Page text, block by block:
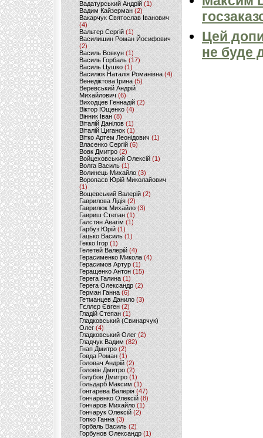
Вадатурський Андрій (1)
Вадим Кайзерман (2)
Вакарчук Святослав Іванович
(4)
Вальтер Сергій (1)
Василишин Роман Йосифович
(2)
Василь Вовкун (1)
Василь Горбаль (17)
Василь Цушко (1)
Василюк Наталія Романівна (4)
Венедіктова Ірина(5)
Веревський Андрій
Михайлович (6)
Виходцев Геннадій (2)
Віктор Ющенко (4)
Вінник Іван (8)
Віталій Данілов (1)
Віталій Циганок (1)
Вітко Артем Леонідович(1)
Власенко Сергій (6)
Вовк Дмитро(2)
Войцеховський Олексій(1)
Волга Василь (1)
Волинець Михайло (3)
Воропаєв Юрій Миколайович
(1)
Вощевський Валерій(2)
Гаврилова Лідія (2)
Гаврилюк Михайло (3)
Гавриш Степан (1)
Галстян Авагім (1)
Гарбуз Юрій (1)
Гацько Василь (1)
Гекко Ігор(1)
Гелетей Валерій (4)
Герасименко Микола (4)
Герасимов Артур (1)
Геращенко Антон(15)
Герега Галина (1)
Герега Олександр (2)
Герман Ганна (6)
Гетманцев Данило (3)
Гєллєр Євген (2)
Гладій Степан(1)
Гладковський (Свинарчук)
Олег (4)
Гладковський Олег (2)
Гладчук Вадим (82)
Гнап Дмитро (2)
Говда Роман(1)
Головач Андрій (2)
Головін Дмитро (2)
Голубов Дмитро (1)
Гольдарб Максим(1)
Гонтарева Валерія (47)
Гончаренко Олексій(8)
Гончаров Михайло (1)
Гончарук Олексій (2)
Гопко Ганна (3)
Горбаль Василь (2)
Горбунов Олександр (1)
Цей
не буде